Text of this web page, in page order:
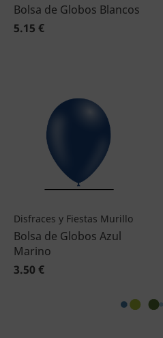
Bolsa de Globos Blancos
5.15 €
Disfraces y Fiestas Murillo
Bolsa de Globos Azul
Marino
3.50 €